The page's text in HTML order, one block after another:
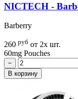
NICTECH -
Barberry
260 руб от 2х шт.
60mg Pouches
−
В корзину